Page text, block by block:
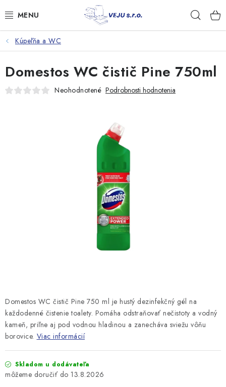
na
TAŠKY A VRECKÁ
FÓLIE, PAPIER, RUKAVICE
JEDNORÁZOVÝ RIAD
VRECIA NA ODPAD, HYGIENA
Kúpeľňa a WC
Domestos WC čistič Pine 750 ml je hustý dezinfekčný gél na
každodenné čistenie toalety. Pomáha odstraňovať nečistoty a vodný
kameň, priľne aj pod vodnou hladinou a zanecháva sviežu vôňu
borovice. Viac informácií
Skladom u dodávateľa
13.8.2026
Domestos WC čistič Pine 750ml
Neohodnotené Podrobnosti hodnotenia